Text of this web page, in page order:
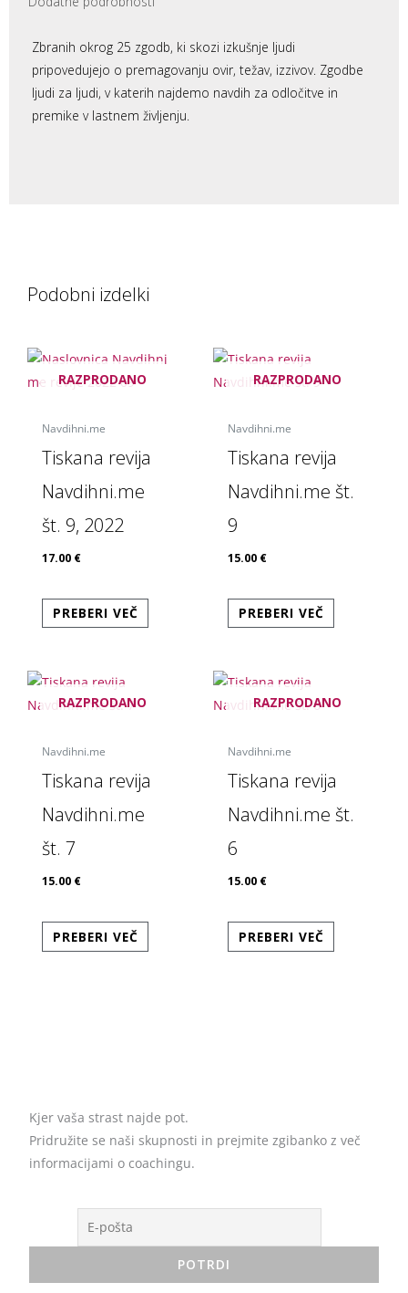
Zbranih okrog 25 zgodb, ki skozi izkušnje ljudi
pripovedujejo o premagovanju ovir, težav, izzivov. Zgodbe
ljudi za ljudi, v katerih najdemo navdih za odločitve in
premike v lastnem življenju.
Podobni izdelki
RAZPRODANO
Navdihni.me
Tiskana revija
Navdihni.me
št. 9, 2022
17.00 €
PREBERI VEČ
RAZPRODANO
Navdihni.me
Tiskana revija
Navdihni.me št.
9
15.00 €
PREBERI VEČ
RAZPRODANO
Navdihni.me
Tiskana revija
Navdihni.me
št. 7
15.00 €
PREBERI VEČ
RAZPRODANO
Navdihni.me
Tiskana revija
Navdihni.me št.
6
15.00 €
PREBERI VEČ
Kjer vaša strast najde pot.
Pridružite se naši skupnosti in prejmite zgibanko z več
informacijami o coachingu.